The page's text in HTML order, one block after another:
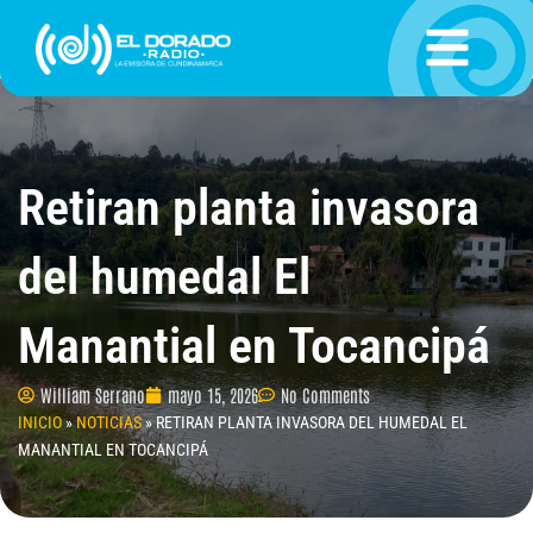
contenido
Retiran planta invasora
del humedal El
Manantial en Tocancipá
William Serrano mayo 15, 2026 No Comments
INICIO»NOTICIAS»RETIRAN PLANTA INVASORA DEL HUMEDAL EL
MANANTIAL EN TOCANCIPÁ